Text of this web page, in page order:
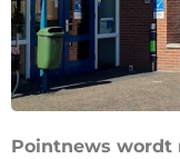
Pointnews wordt